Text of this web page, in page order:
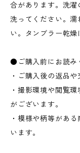
合があります。洗
洗ってください。
い。タンブラー乾燥
●ご購入前にお読み
・ご購入後の返品や
・撮影環境や閲覧
がございます。
・模様や柄等があ
います。